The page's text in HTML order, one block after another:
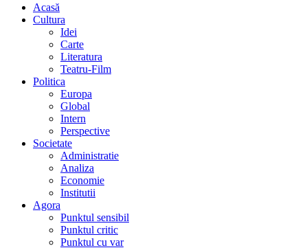
Acasă
Cultura
Idei
Carte
Literatura
Teatru-Film
Politica
Europa
Global
Intern
Perspective
Societate
Administratie
Analiza
Economie
Institutii
Agora
Punktul sensibil
Punktul critic
Punktul cu var